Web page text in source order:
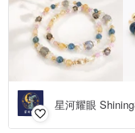
星河耀眼